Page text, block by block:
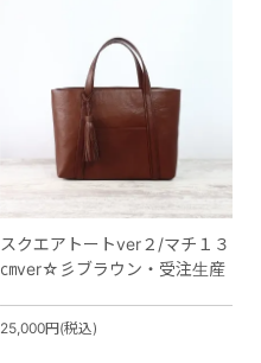
スクエアトートver２/マチ１３
㎝ver☆彡ブラウン・受注生産
25,000円(税込)